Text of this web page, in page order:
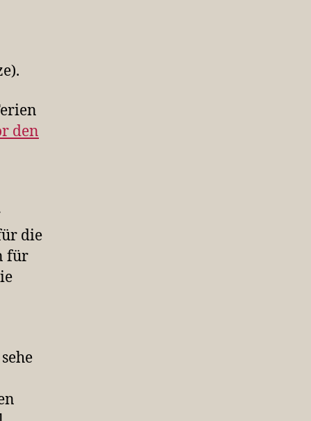
den
die
für